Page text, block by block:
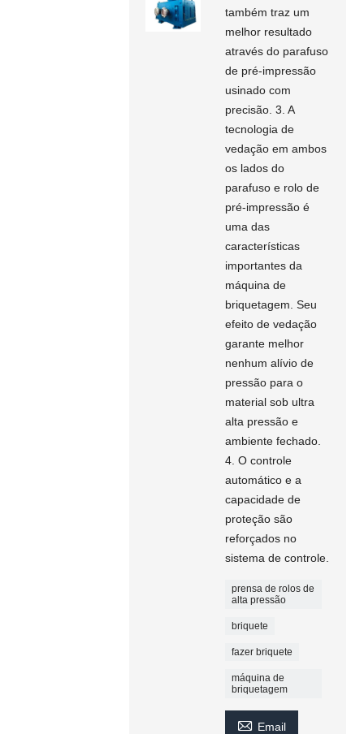
também traz um
melhor resultado
através do parafuso
de pré-impressão
usinado com
precisão. 3. A
tecnologia de
vedação em ambos
os lados do
parafuso e rolo de
pré-impressão é
uma das
características
importantes da
máquina de
briquetagem. Seu
efeito de vedação
garante melhor
nenhum alívio de
pressão para o
material sob ultra
alta pressão e
ambiente fechado.
4. O controle
automático e a
capacidade de
proteção são
reforçados no
sistema de controle.
prensa de rolos de
alta pressão
briquete
fazer briquete
máquina de
briquetagem
 Email